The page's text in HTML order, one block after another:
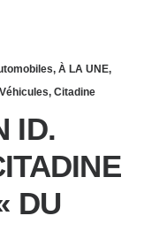
, À LA UNE,
, Citadine
ID.
DU